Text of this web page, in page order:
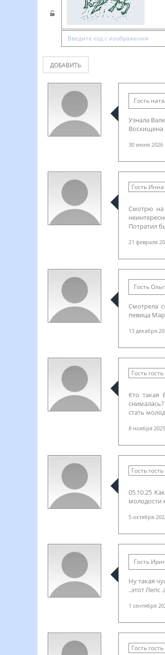
ДОБАВИТЬ
Гость
Узнала
Восхищена
30 июня 2026
Гость Инна
Смотрю на
Потратил
21 февраля
Гость
Смотрела
певица
13 декабря
Гость гость
Кто такая
стать
8 ноября
Гость гость
05.10.25
молодости
5 октября
Гость
Ну такая
..этот Лепс
1 сентября
Гость гость